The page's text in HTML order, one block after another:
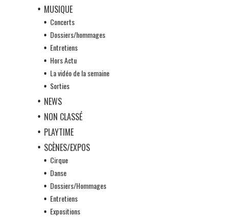
MUSIQUE
Concerts
Dossiers/hommages
Entretiens
Hors Actu
La vidéo de la semaine
Sorties
NEWS
NON CLASSÉ
PLAYTIME
SCÈNES/EXPOS
Cirque
Danse
Dossiers/Hommages
Entretiens
Expositions